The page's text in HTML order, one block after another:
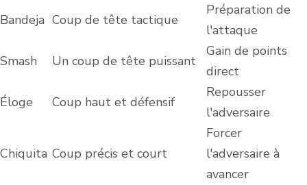
Bandeja Coup de tête tactique
Préparation de
l'attaque
Smash
Un coup de tête puissant
Gain de points
direct
Éloge
Coup haut et défensif
Repousser
l'adversaire
Chiquita Coup précis et court
Forcer
l'adversaire à
avancer